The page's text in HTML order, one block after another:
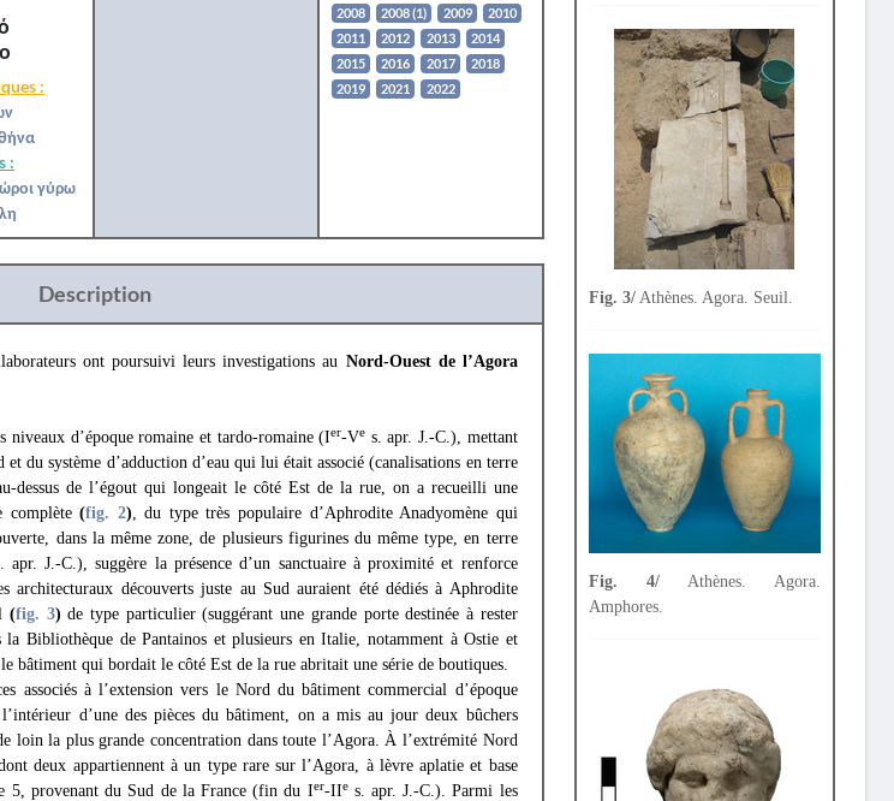
:
:
γύρω
2008
2008 (1) 2009
2010
2011
2012 2013
2014
2015
2016 2017
2018
2019
2021 2022
Description
ont poursuivi leurs investigations au Nord-Ouest de l’Agora
d’époque romaine et tardo-romaine (Ier-Ve s. apr. J.-C.), mettant
du système d’adduction d’eau qui lui était associé (canalisations en terre
dessus de l’égout qui longeait le côté Est de la rue, on a recueilli une
complète(fig. 2), du type très populaire d’Aphrodite Anadyomène qui
dans la même zone, de plusieurs figurines du même type, en terre
apr. J.-C.), suggère la présence d’un sanctuaire à proximité et renforce
architecturaux découverts juste au Sud auraient été dédiés à Aphrodite
(fig. 3) de type particulier (suggérant une grande porte destinée à rester
Bibliothèque de Pantainos et plusieurs en Italie, notamment à Ostie et
bâtiment qui bordait le côté Est de la rue abritait une série de boutiques.
associés à l’extension vers le Nord du bâtiment commercial d’époque
d’une des pièces du bâtiment, on a mis au jour deux bûchers
loin la plus grande concentration dans toute l’Agora. À l’extrémité Nord
deux appartiennent à un type rare sur l’Agora, à lèvre aplatie et base
5, provenant du Sud de la France (fin du Ier-IIes. apr. J.-C.). Parmi les
Fig. 3/Athènes. Agora. Seuil.
Fig. 4/Athènes. Agora.
Amphores.